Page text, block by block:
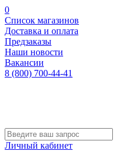
0
Список магазинов
Доставка и оплата
Предзаказы
Наши новости
Вакансии
8 (800) 700-44-41
Личный кабинет